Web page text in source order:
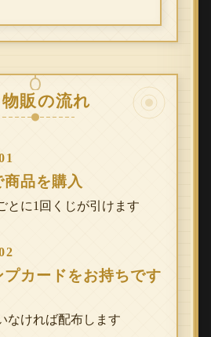
販の流れ
品を購入
とに1回くじが引けます
プカードをお持ちです
なければ配布します